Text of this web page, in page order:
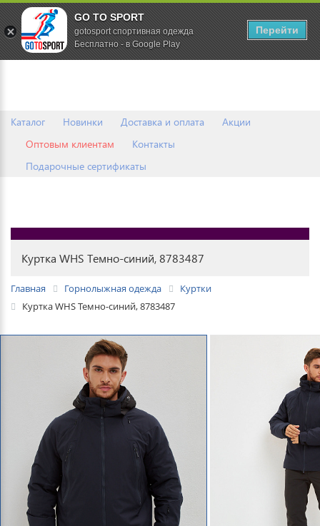
Каталог Новинки Доставка и оплата
Акции
Оптовым клиентам
Контакты
Подарочные сертификаты
0
Куртка WHS Темно-синий, 8783487
Главная Горнолыжная одежда
Куртки
Куртка WHS Темно-синий, 8783487
GO TO SPORT
gotosport спортивная одежда
Бесплатно - в Google Play
Перейти